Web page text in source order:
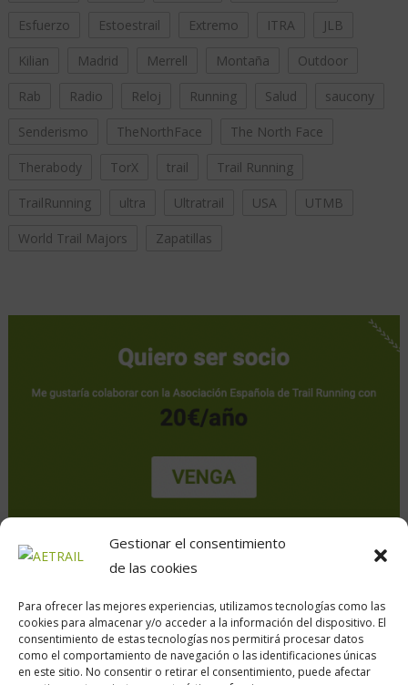
Gestionar el consentimiento
de las cookies
Para ofrecer las mejores experiencias, utilizamos tecnologías como las
cookies para almacenar y/o acceder a la información del dispositivo. El
consentimiento de estas tecnologías nos permitirá procesar datos
como el comportamiento de navegación o las identificaciones únicas
en este sitio. No consentir o retirar el consentimiento, puede afectar
Esfuerzo Estoestrail Extremo ITRA JLB
Kilian Madrid Merrell Montaña Outdoor
Rab Radio Reloj Running Salud saucony
Senderismo TheNorthFace The North Face
Therabody TorX trail Trail Running
TrailRunning ultra Ultratrail USA UTMB
World Trail Majors Zapatillas
Calle Daoiz, 12, Madrid